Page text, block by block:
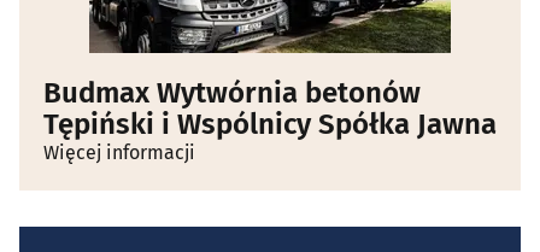
Budmax Wytwórnia betonów
Tępiński i Wspólnicy Spółka Jawna
Więcej informacji